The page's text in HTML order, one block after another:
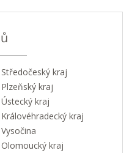
Středočeský kraj
Plzeňský kraj
Ústecký kraj
Královéhradecký kraj
Vysočina
Olomoucký kraj